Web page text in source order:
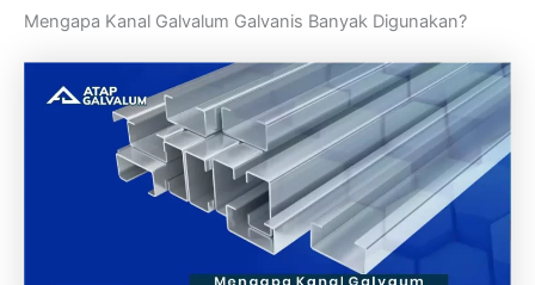
Mengapa Kanal Galvalum Galvanis Banyak Digunakan?